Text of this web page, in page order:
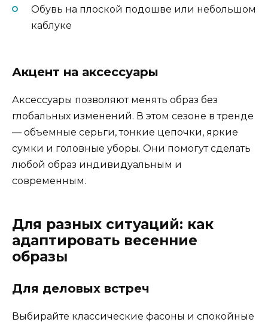
Обувь на плоской подошве или небольшом
каблуке
Акцент на аксессуары
Аксессуары позволяют менять образ без
глобальных изменений. В этом сезоне в тренде
— объемные серьги, тонкие цепочки, яркие
сумки и головные уборы. Они помогут сделать
любой образ индивидуальным и
современным.
Для разных ситуаций: как
адаптировать весенние
образы
Для деловых встреч
Выбирайте классические фасоны и спокойные